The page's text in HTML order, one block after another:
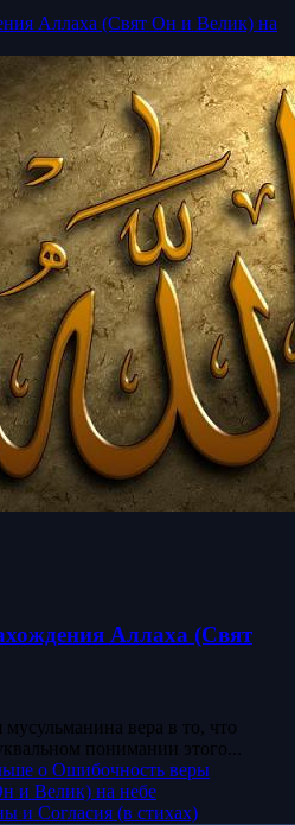
Аллаха (Свят Он и Велик) на
Аллаха (Свят
вера в то, что
понимании этого...
о Ошибочность веры
и Велик) на небе
и Согласия (в стихах)